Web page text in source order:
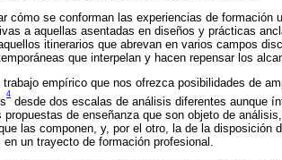
cómo se conforman las experiencias de
a aquellas asentadas en diseños y prácticas
itinerarios que abrevan en varios campos
que interpelan y hacen repensar los
trabajo empírico que nos ofrezca posibilidades de
4
desde dos escalas de análisis diferentes aunque
propuestas de enseñanza que son objeto de
las componen, y, por el otro, la de la disposición
un trayecto de formación profesional.